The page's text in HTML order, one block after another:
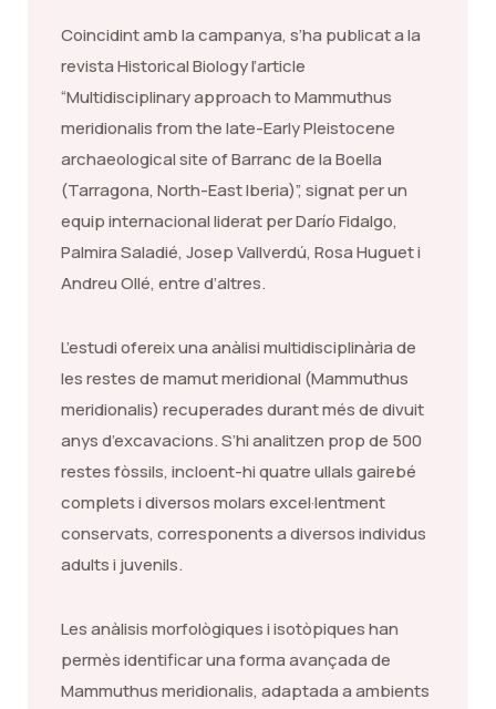
Coincidint amb la campanya, s’ha publicat a la
revista Historical Biology l’article
“Multidisciplinary approach to Mammuthus
meridionalis from the late-Early Pleistocene
archaeological site of Barranc de la Boella
(Tarragona, North-East Iberia)”, signat per un
equip internacional liderat per Darío Fidalgo,
Palmira Saladié, Josep Vallverdú, Rosa Huguet i
Andreu Ollé, entre d’altres.
L’estudi ofereix una anàlisi multidisciplinària de
les restes de mamut meridional (Mammuthus
meridionalis) recuperades durant més de divuit
anys d’excavacions. S’hi analitzen prop de 500
restes fòssils, incloent-hi quatre ullals gairebé
complets i diversos molars excel·lentment
conservats, corresponents a diversos individus
adults i juvenils.
Les anàlisis morfològiques i isotòpiques han
permès identificar una forma avançada de
Mammuthus meridionalis, adaptada a ambients